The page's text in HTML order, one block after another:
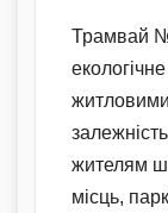
Трамвай
жителям
місць,